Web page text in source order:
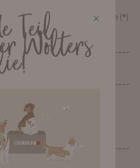
(*) den von mir/uns (*)
über den Kauf der folgenden Waren (*)
Dienstleistung (*)
/ erhalten am (*)
Teil
Wolters